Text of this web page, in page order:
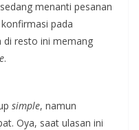
sedang menanti pesanan
pada
di resto ini memang
.
simple, namun
Oya, saat ulasan ini